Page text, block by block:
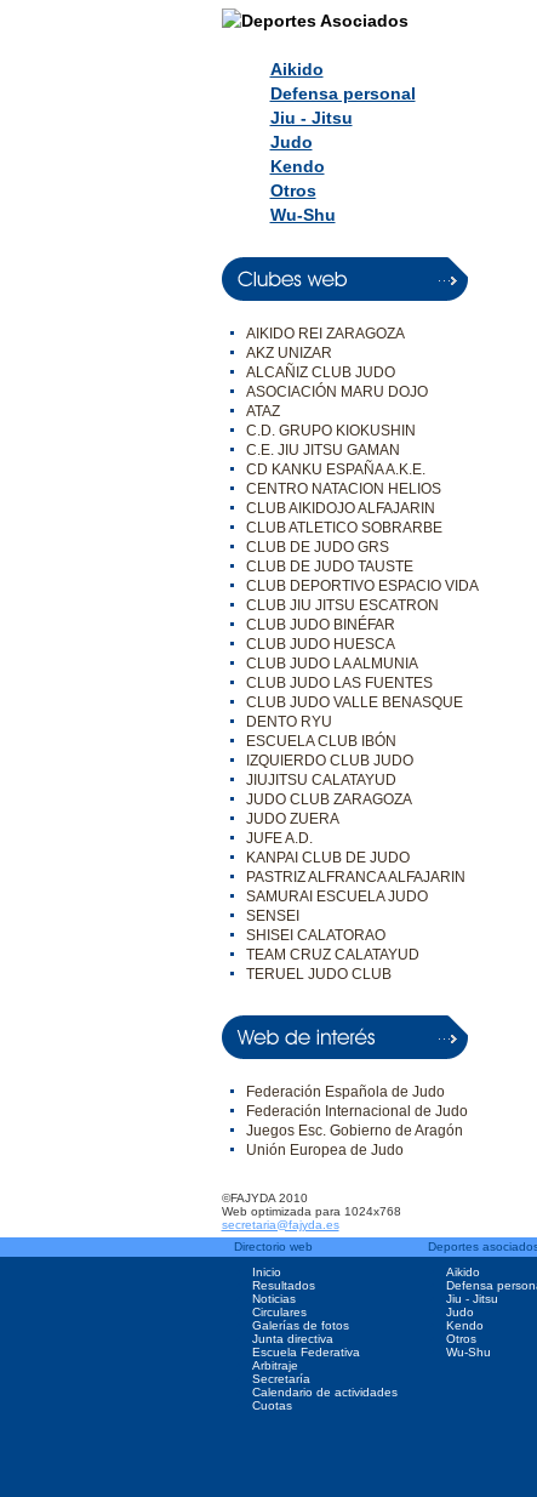
Aikido
Defensa personal
Jiu - Jitsu
Judo
Kendo
Otros
Wu-Shu
AIKIDO REI ZARAGOZA
AKZ UNIZAR
ALCAÑIZ CLUB JUDO
ASOCIACIÓN MARU DOJO
ATAZ
C.D. GRUPO KIOKUSHIN
C.E. JIU JITSU GAMAN
CD KANKU ESPAÑA A.K.E.
CENTRO NATACION HELIOS
CLUB AIKIDOJO ALFAJARIN
CLUB ATLETICO SOBRARBE
CLUB DE JUDO GRS
CLUB DE JUDO TAUSTE
CLUB DEPORTIVO ESPACIO VIDA
CLUB JIU JITSU ESCATRON
CLUB JUDO BINÉFAR
CLUB JUDO HUESCA
CLUB JUDO LA ALMUNIA
CLUB JUDO LAS FUENTES
CLUB JUDO VALLE BENASQUE
DENTO RYU
ESCUELA CLUB IBÓN
IZQUIERDO CLUB JUDO
JIUJITSU CALATAYUD
JUDO CLUB ZARAGOZA
JUDO ZUERA
JUFE A.D.
KANPAI CLUB DE JUDO
PASTRIZ ALFRANCA ALFAJARIN
SAMURAI ESCUELA JUDO
SENSEI
SHISEI CALATORAO
TEAM CRUZ CALATAYUD
TERUEL JUDO CLUB
Federación Española de Judo
Federación Internacional de Judo
Juegos Esc. Gobierno de Aragón
Unión Europea de Judo
©FAJYDA 2010
Web optimizada para 1024x768
secretaria@fajyda.es
Directorio web
Inicio
Resultados
Noticias
Circulares
Galerías de fotos
Junta directiva
Escuela Federativa
Arbitraje
Secretaría
Calendario de actividades
Cuotas
Deportes
Aikido
Defensa
Jiu - Jitsu
Judo
Kendo
Otros
Wu-Shu